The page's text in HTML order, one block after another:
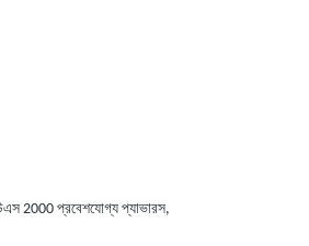
2000 প্রবেশযোগ্য প্যাভারস,